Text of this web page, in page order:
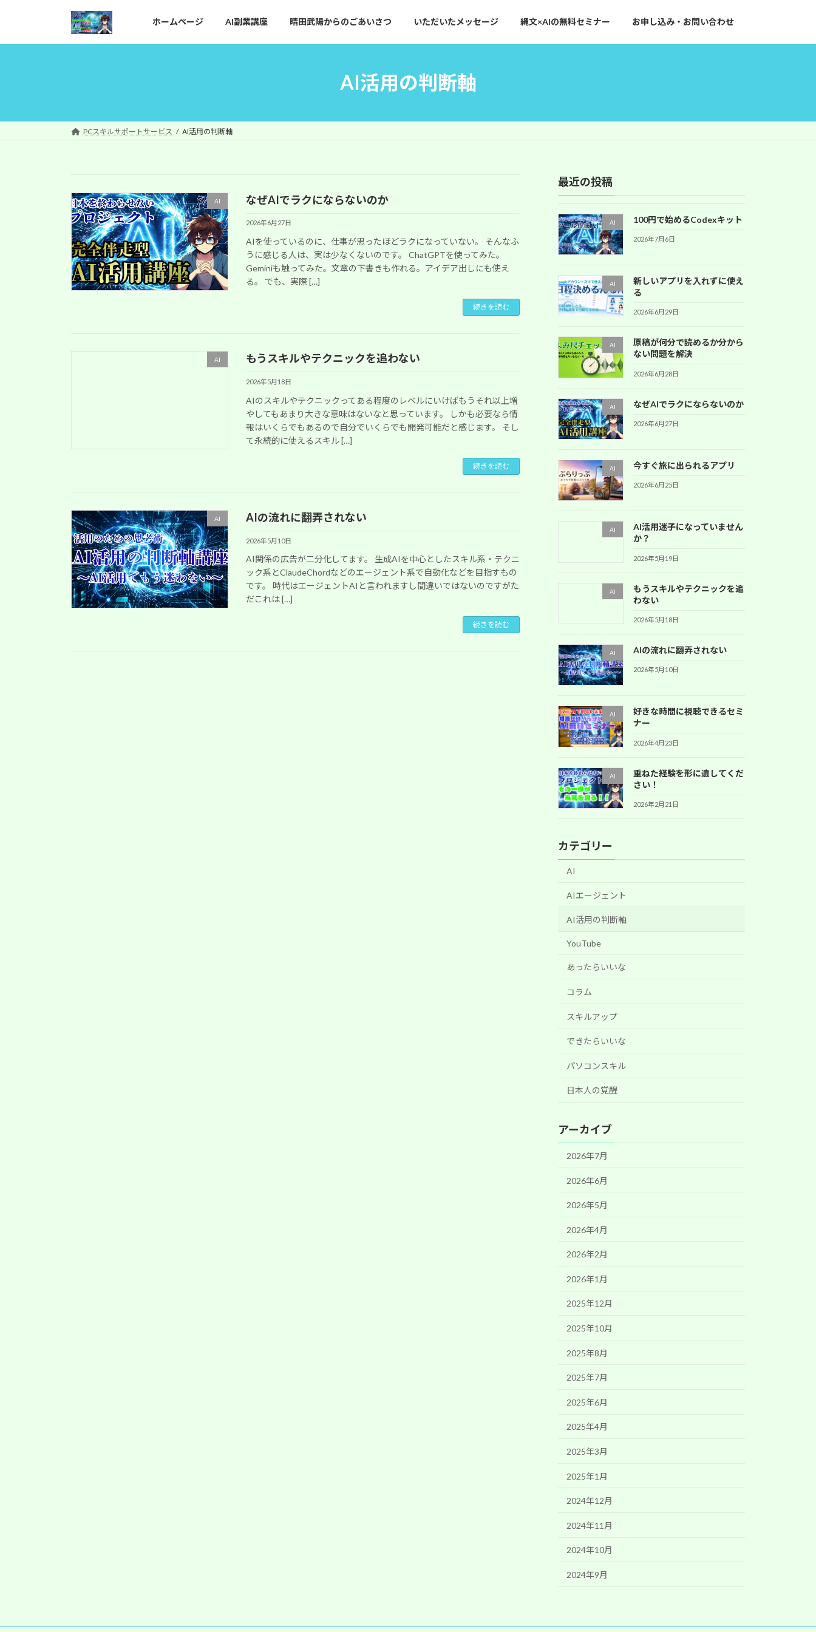
ッ
移
ホームページ AI副業講座 晴田武陽からのごあいさつ いただいたメッセージ 縄文×AIの無料セミナー お申し込み・お問い合わせ
AI活用の判断軸
PCスキルサポートサービス AI活用の判断軸
AI なぜAIでラクにならないのか
2026年6月27日
AIを使っているのに、仕事が思ったほどラクになっていない。 そんなふ
うに感じる人は、実は少なくないのです。 ChatGPTを使ってみた。
Geminiも触ってみた。文章の下書きも作れる。アイデア出しにも使え
る。 でも、実際 […]
続きを読む
AI もうスキルやテクニックを追わない
2026年5月18日
AIのスキルやテクニックってある程度のレベルにいけばもうそれ以上増
やしてもあまり大きな意味はないなと思っています。 しかも必要なら情
報はいくらでもあるので自分でいくらでも開発可能だと感じます。 そし
て永続的に使えるスキル […]
続きを読む
AI AIの流れに翻弄されない
2026年5月10日
AI関係の広告が二分化してます。 生成AIを中心としたスキル系・テクニ
ック系とClaudeChordなどのエージェント系で自動化などを目指すもの
です。 時代はエージェントAIと言われますし間違いではないのですがた
だこれは […]
続きを読む
最近の投稿
AI 100円で始めるCodexキット
2026年7月6日
AI
新しいアプリを入れずに使え
る
2026年6月29日
AI
原稿が何分で読めるか分から
ない問題を解決
2026年6月28日
AI なぜAIでラクにならないのか
2026年6月27日
AI 今すぐ旅に出られるアプリ
2026年6月25日
AI
AI活用迷子になっていません
か？
2026年5月19日
AI
もうスキルやテクニックを追
わない
2026年5月18日
AI AIの流れに翻弄されない
2026年5月10日
AI
好きな時間に視聴できるセミ
ナー
2026年4月23日
AI
重ねた経験を形に遺してくだ
さい！
2026年2月21日
カテゴリー
AI
AIエージェント
AI活用の判断軸
YouTube
あったらいいな
コラム
スキルアップ
できたらいいな
パソコンスキル
日本人の覚醒
アーカイブ
2026年7月
2026年6月
2026年5月
2026年4月
2026年2月
2026年1月
2025年12月
2025年10月
2025年8月
2025年7月
2025年6月
2025年4月
2025年3月
2025年1月
2024年12月
2024年11月
2024年10月
2024年9月